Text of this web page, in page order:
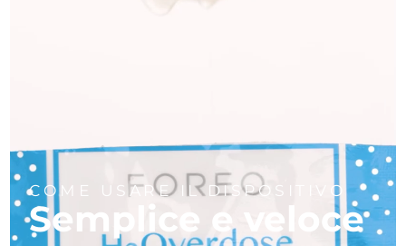
COME USARE IL DISPOSITIVO
Semplice e veloce